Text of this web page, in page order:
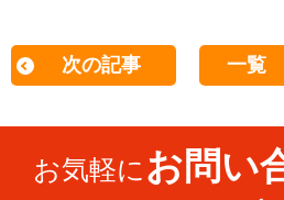
次の記事 一覧
お気軽に お問い